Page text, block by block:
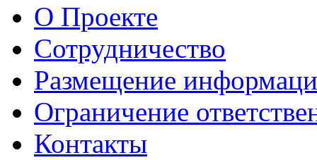
О Проекте
Сотрудничество
Размещение
Ограничение
Контакты